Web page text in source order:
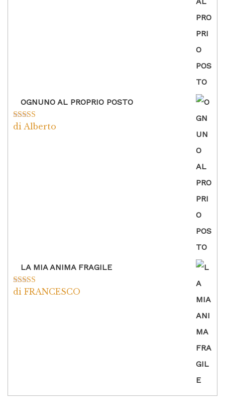
OGNUNO AL PROPRIO POSTO
Valutato5su
di Alberto
LA MIA ANIMA FRAGILE
Valutato5su
di FRANCESCO